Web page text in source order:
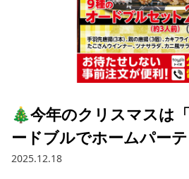
会社概要
組織図
所在地
や台ずし
ニパチ
これや
焼とりてっぱん
IR情報トップ
会長メッセージ
コーポレートガバナンス
財務情報
採用情報
採用情報トップ
パート・アルバイト
店舗物件・店舗施工管理業者
お問い合わせ
お問い合わせトップ
このサイトについて
🎄今年のクリスマスは
ードブルでホームパー
2025.12.18